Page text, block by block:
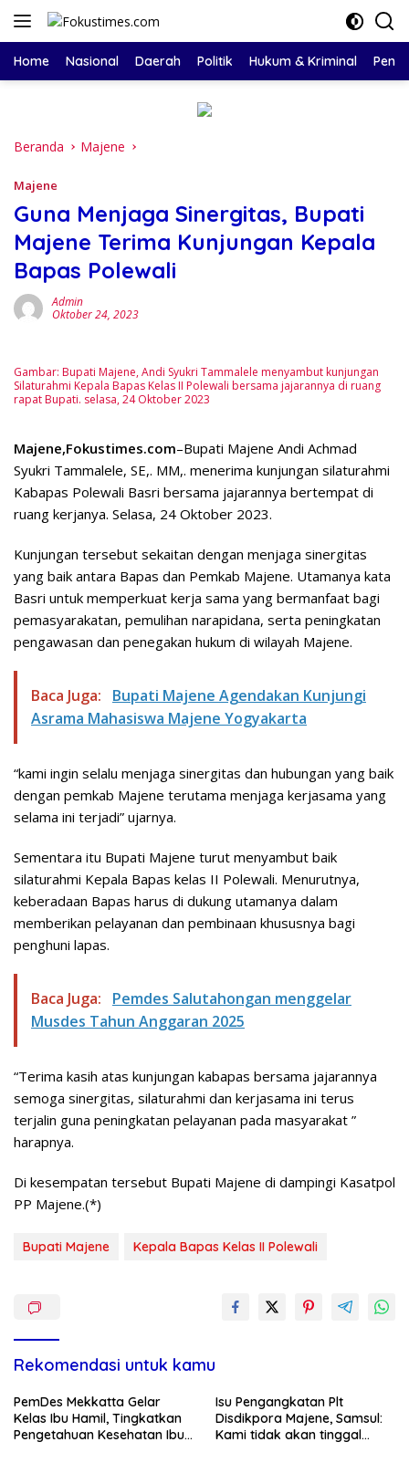
Langsung
Home Nasional Daerah Politik Hukum & Kriminal
Beranda Majene
Majene
Guna Menjaga Sinergitas, Bupati
Majene Terima Kunjungan Kepala
Bapas Polewali
Admin
Oktober 24, 2023
Gambar: Bupati Majene, Andi Syukri Tammalele menyambut kunjungan
Silaturahmi Kepala Bapas Kelas II Polewali bersama jajarannya di ruang
rapat Bupati. selasa, 24 Oktober 2023
Majene,Fokustimes.com–Bupati Majene Andi Achmad
Syukri Tammalele, SE,. MM,. menerima kunjungan silaturahmi
Kabapas Polewali Basri bersama jajarannya bertempat di
ruang kerjanya. Selasa, 24 Oktober 2023.
Kunjungan tersebut sekaitan dengan menjaga sinergitas
yang baik antara Bapas dan Pemkab Majene. Utamanya kata
Basri untuk memperkuat kerja sama yang bermanfaat bagi
pemasyarakatan, pemulihan narapidana, serta peningkatan
pengawasan dan penegakan hukum di wilayah Majene.
Baca Juga:
Bupati Majene Agendakan Kunjungi
Asrama Mahasiswa Majene Yogyakarta
“kami ingin selalu menjaga sinergitas dan hubungan yang baik
dengan pemkab Majene terutama menjaga kerjasama yang
selama ini terjadi” ujarnya.
Sementara itu Bupati Majene turut menyambut baik
silaturahmi Kepala Bapas kelas II Polewali. Menurutnya,
keberadaan Bapas harus di dukung utamanya dalam
memberikan pelayanan dan pembinaan khususnya bagi
penghuni lapas.
Baca Juga:
Pemdes Salutahongan menggelar
Musdes Tahun Anggaran 2025
“Terima kasih atas kunjungan kabapas bersama jajarannya
semoga sinergitas, silaturahmi dan kerjasama ini terus
terjalin guna peningkatan pelayanan pada masyarakat ”
harapnya.
Di kesempatan tersebut Bupati Majene di dampingi Kasatpol
PP Majene.(*)
Bupati Majene Kepala Bapas Kelas II Polewali
Rekomendasi untuk kamu
PemDes Mekkatta Gelar
Kelas Ibu Hamil, Tingkatkan
Pengetahuan Kesehatan Ibu
Isu Pengangkatan Plt
Disdikpora Majene, Samsul:
Kami tidak akan tinggal